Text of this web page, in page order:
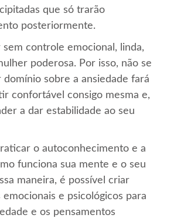
que só trarão
posteriormente.
sem controle emocional, linda,
poderosa. Por isso, não se
domínio sobre a ansiedade fará
confortável consigo mesma e,
a dar estabilidade ao seu
o autoconhecimento e a
funciona sua mente e o seu
maneira, é possível criar
emocionais e psicológicos para
e os pensamentos